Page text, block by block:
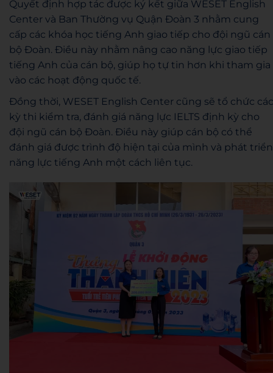
Quyết định hợp tác được ký kết giữa WESET English
Center và Ban Thường vụ Quận Đoàn 3 nhằm cung
cấp các khóa học tiếng Anh giao tiếp cho đội ngũ cán
bộ Đoàn. Điều này nhằm nâng cao năng lực giao tiếp
tiếng Anh của cán bộ, giúp họ tự tin hơn khi tham gia
vào các hoạt động quốc tế.
Đồng thời, WESET English Center cũng sẽ tổ chức các
kỳ thi kiểm tra, đánh giá năng lực IELTS định kỳ cho
đội ngũ cán bộ Đoàn. Điều này giúp cán bộ có thể
đánh giá được trình độ hiện tại của mình và phát triển
năng lực tiếng Anh một cách liên tục.